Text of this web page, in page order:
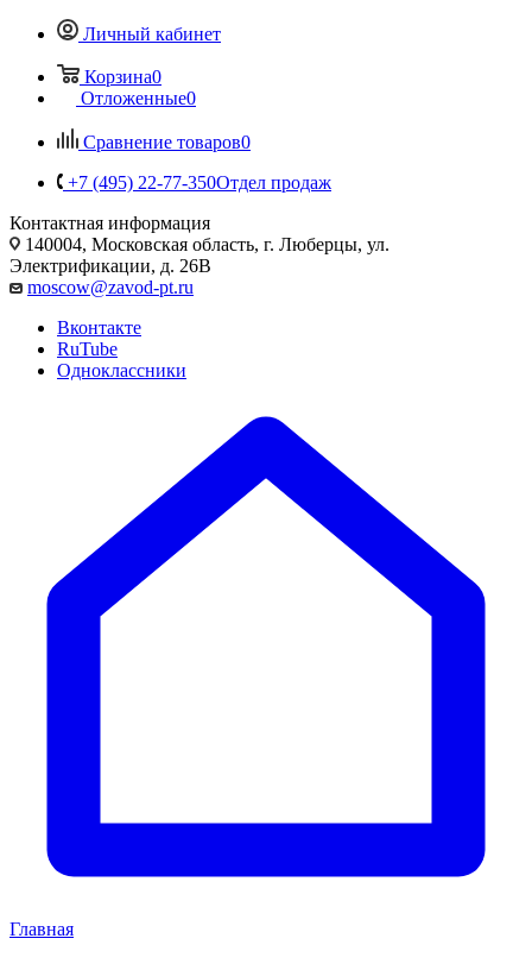
Личный кабинет
Корзина0
Отложенные0
Сравнение товаров0
+7 (495) 22-77-350Отдел продаж
Контактная информация
140004, Московская область, г. Люберцы, ул.
Электрификации, д. 26В
moscow@zavod-pt.ru
Вконтакте
RuTube
Одноклассники
Главная